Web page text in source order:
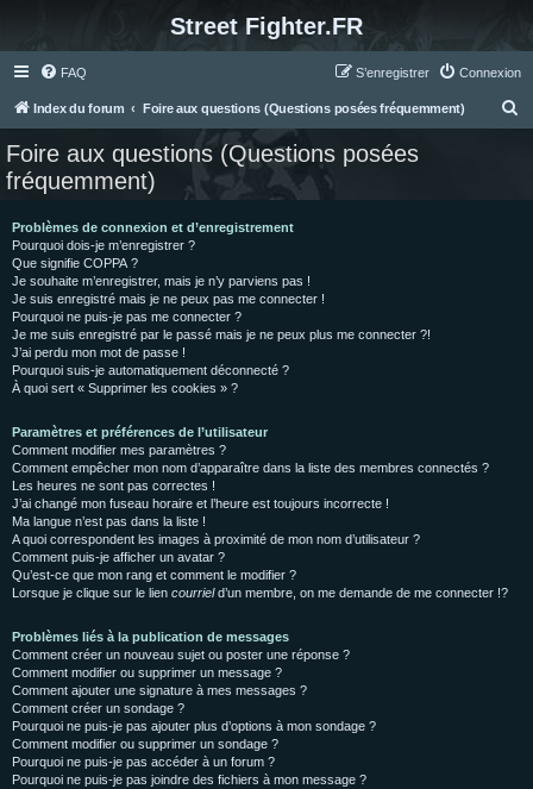
Street Fighter.FR
FAQ Connexion
S’enregistrer
Index du forum Foire aux questions (Questions posées fréquemment)
Foire aux questions (Questions posées
fréquemment)
Problèmes de connexion et d’enregistrement
Pourquoi dois-je m’enregistrer ?
Que signifie COPPA ?
Je souhaite m’enregistrer, mais je n’y parviens pas !
Je suis enregistré mais je ne peux pas me connecter !
Pourquoi ne puis-je pas me connecter ?
Je me suis enregistré par le passé mais je ne peux plus me connecter ?!
J’ai perdu mon mot de passe !
Pourquoi suis-je automatiquement déconnecté ?
À quoi sert « Supprimer les cookies » ?
Paramètres et préférences de l’utilisateur
Comment modifier mes paramètres ?
Comment empêcher mon nom d’apparaître dans la liste des membres connectés ?
Les heures ne sont pas correctes !
J’ai changé mon fuseau horaire et l’heure est toujours incorrecte !
Ma langue n’est pas dans la liste !
A quoi correspondent les images à proximité de mon nom d’utilisateur ?
Comment puis-je afficher un avatar ?
Qu’est-ce que mon rang et comment le modifier ?
Lorsque je clique sur le lien courrield’un membre, on me demande de me connecter !?
Problèmes liés à la publication de messages
Comment créer un nouveau sujet ou poster une réponse ?
Comment modifier ou supprimer un message ?
Comment ajouter une signature à mes messages ?
Comment créer un sondage ?
Pourquoi ne puis-je pas ajouter plus d’options à mon sondage ?
Comment modifier ou supprimer un sondage ?
Pourquoi ne puis-je pas accéder à un forum ?
Pourquoi ne puis-je pas joindre des fichiers à mon message ?